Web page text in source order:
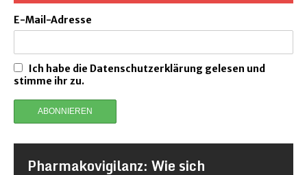
E-Mail-Adresse
Ich habe die Datenschutzerklärung gelesen und
stimme ihr zu.
Pharmakovigilanz: Wie sich